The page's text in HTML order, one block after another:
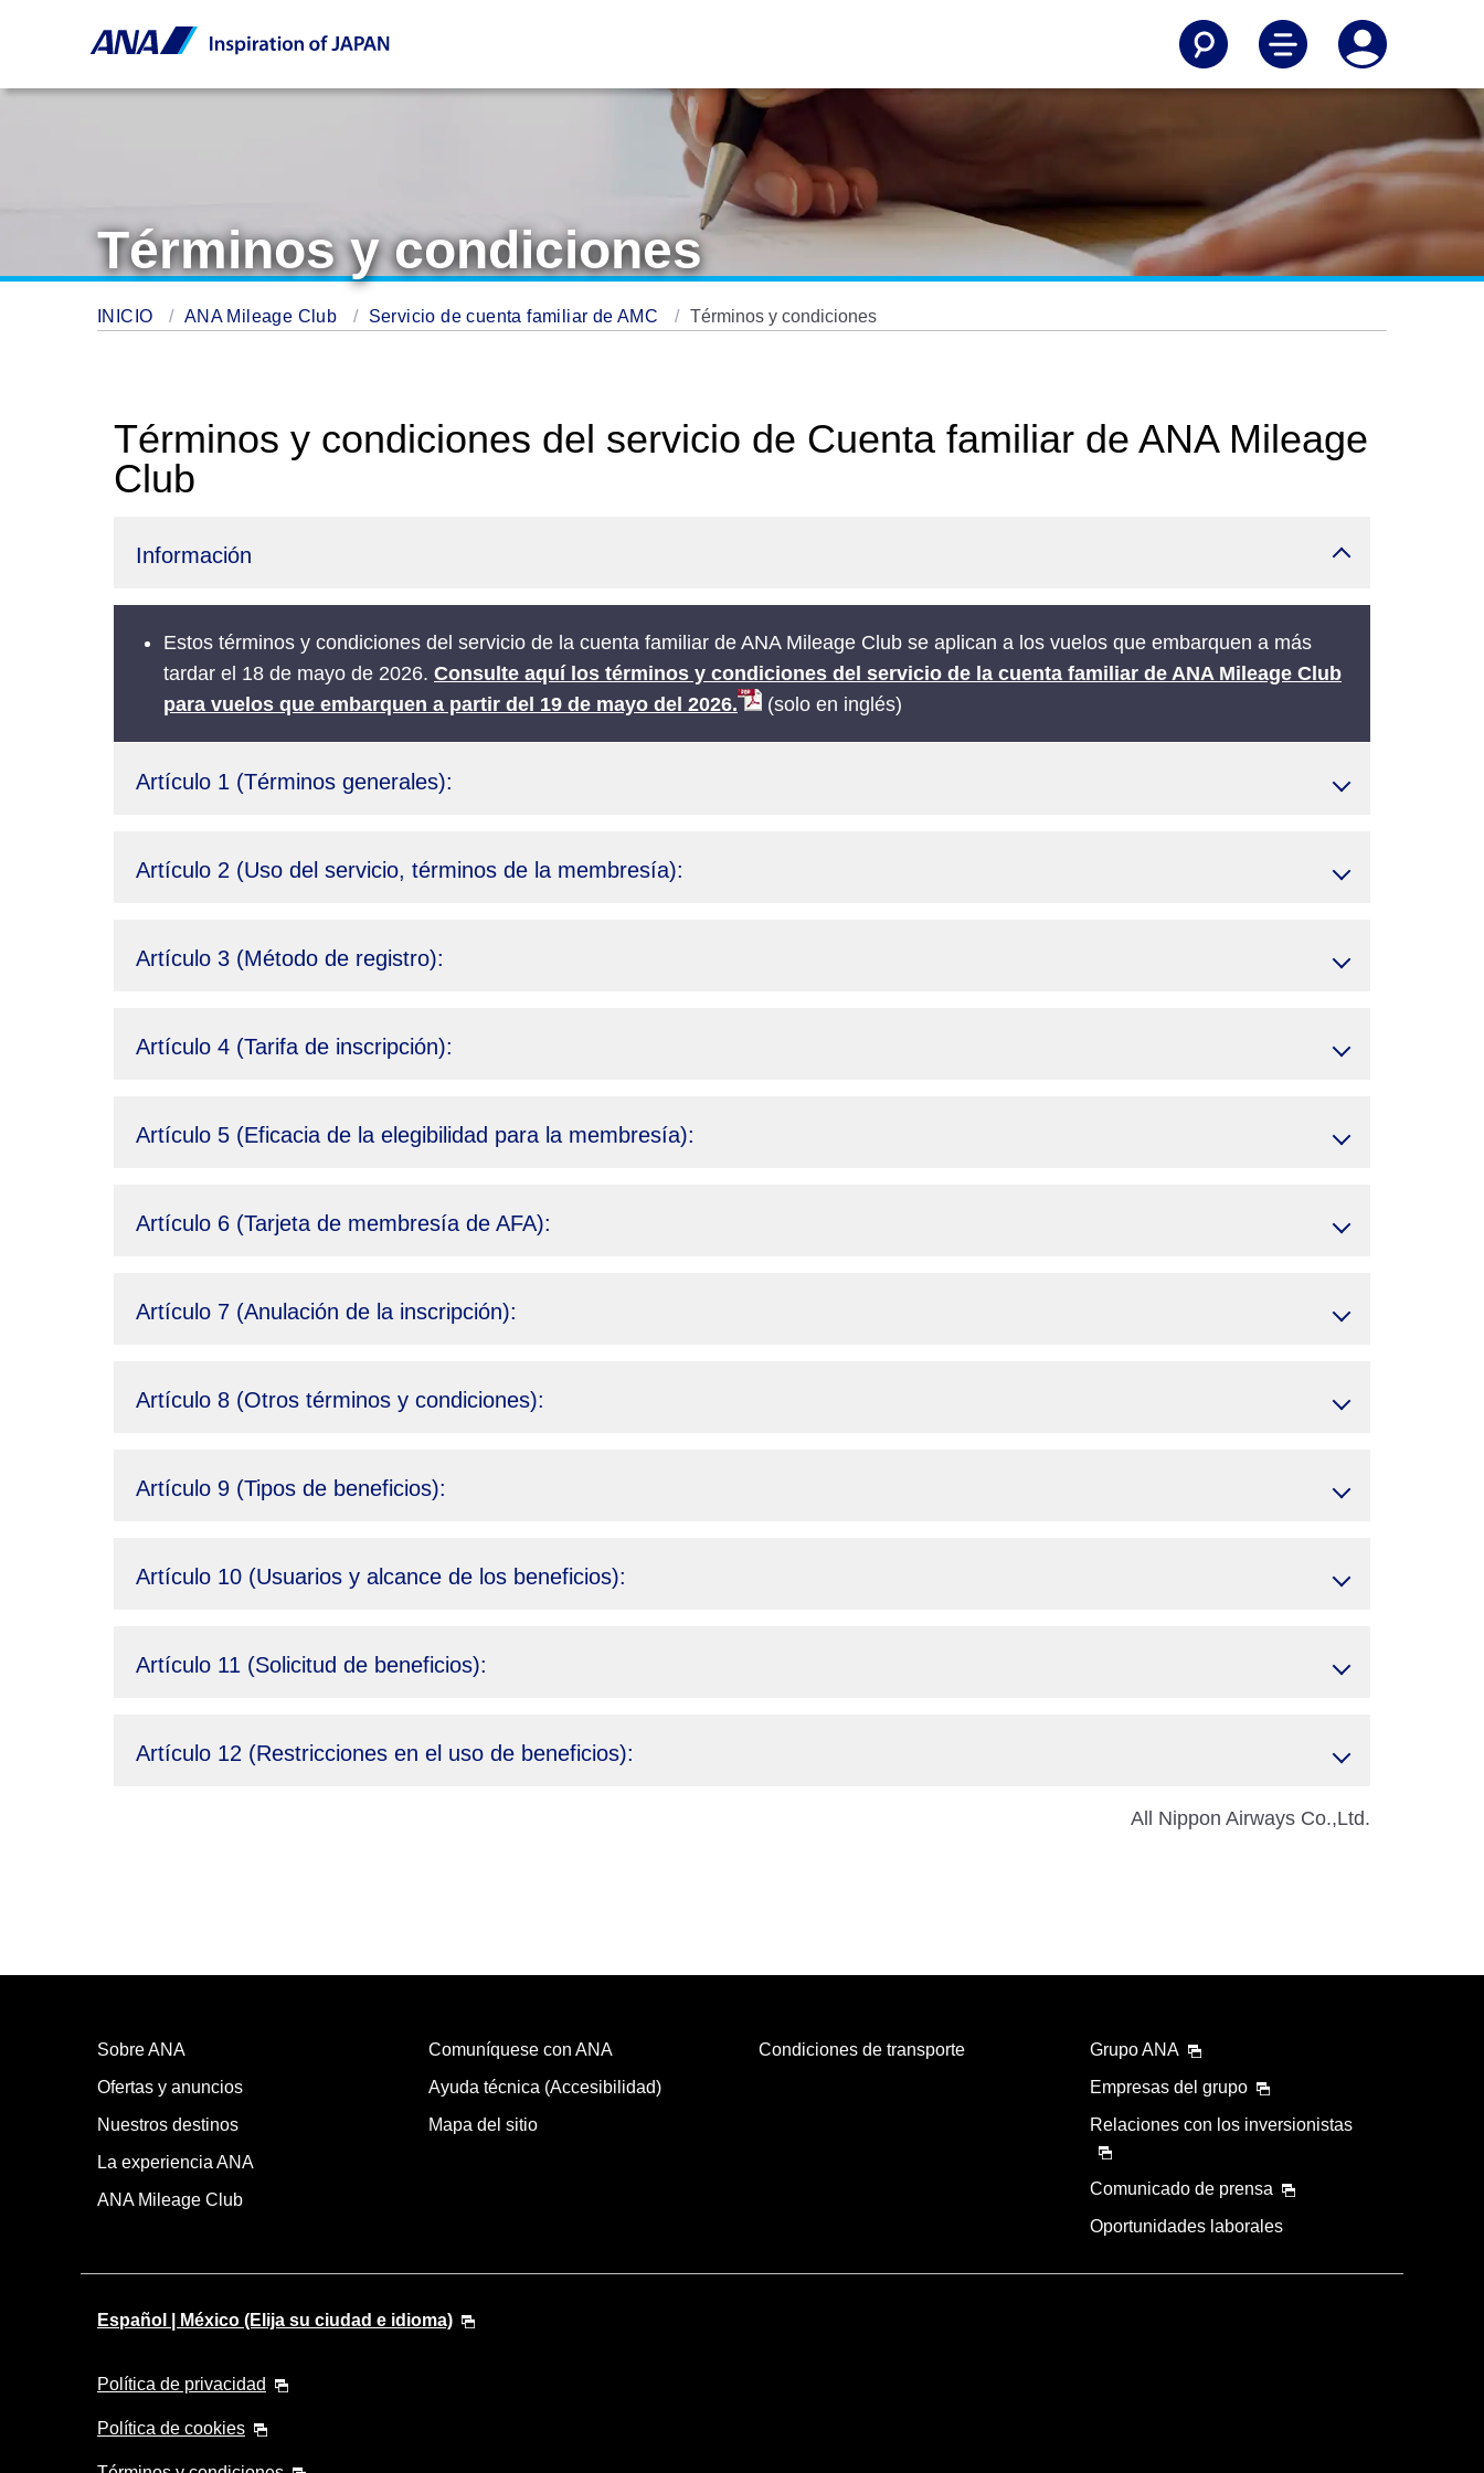
Términos y condiciones
INICIO ANA Mileage Club Servicio de cuenta familiar de AMC Términos y condiciones
Términos y condiciones del servicio de Cuenta familiar de ANA Mileage
Club
Información
Estos términos y condiciones del servicio de la cuenta familiar de ANA Mileage Club se aplican a los vuelos que embarquen a más
tardar el 18 de mayo de 2026. Consulte aquí los términos y condiciones del servicio de la cuenta familiar de ANA Mileage Club
para vuelos que embarquen a partir del 19 de mayo del 2026.
(solo en inglés)
Artículo 1 (Términos generales):
Artículo 2 (Uso del servicio, términos de la membresía):
Artículo 3 (Método de registro):
Artículo 4 (Tarifa de inscripción):
Artículo 5 (Eficacia de la elegibilidad para la membresía):
Artículo 6 (Tarjeta de membresía de AFA):
Artículo 7 (Anulación de la inscripción):
Artículo 8 (Otros términos y condiciones):
Artículo 9 (Tipos de beneficios):
Artículo 10 (Usuarios y alcance de los beneficios):
Artículo 11 (Solicitud de beneficios):
Artículo 12 (Restricciones en el uso de beneficios):
All Nippon Airways Co.,Ltd.
Sobre ANA
Ofertas y anuncios
Nuestros destinos
La experiencia ANA
ANA Mileage Club
Comuníquese con ANA
Ayuda técnica (Accesibilidad)
Mapa del sitio
Condiciones de transporte
Grupo ANA
Empresas del grupo
Relaciones con los inversionistas
Comunicado de prensa
Oportunidades laborales
Español | México (Elija su ciudad e idioma)
Política de privacidad
Política de cookies